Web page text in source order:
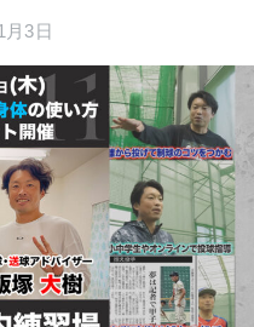
月3日